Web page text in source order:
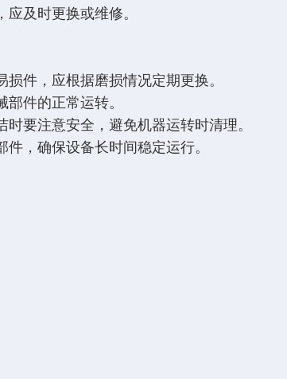
应及时更换或维修。
损件，应根据磨损情况定期更换。
部件的正常运转。
时要注意安全，避免机器运转时清理。
件，确保设备长时间稳定运行。